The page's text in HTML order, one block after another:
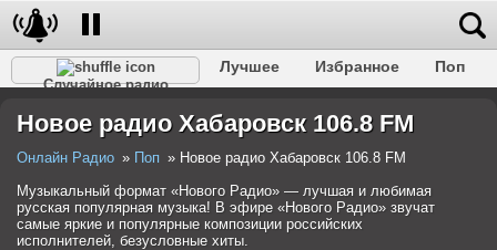
Случайное радио
Лучшее Избранное
Поп
Разговорное
Рэп Транс Дип-хаус
Фолк
Новое радио Хабаровск 106.8 FM
Онлайн Радио Поп
Новое радио Хабаровск 106.8 FM
Музыкальный формат «Нового Радио» — лучшая и любимая
русская популярная музыка! В эфире «Нового Радио» звучат
самые яркие и популярные композиции российских
исполнителей, безусловные хиты.